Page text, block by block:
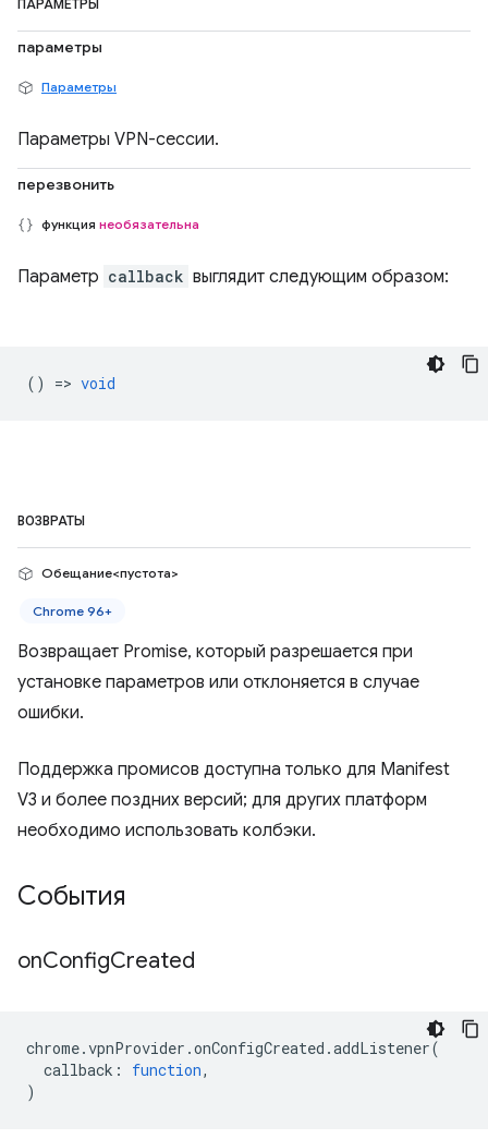
ПАРАМЕТРЫ
параметры
Параметры
Параметры VPN-сессии.
перезвонить
функция необязательна
Параметр callback выглядит следующим образом:
() => void
ВОЗВРАТЫ
Обещание<пустота>
Chrome 96+
Возвращает Promise, который разрешается при
установке параметров или отклоняется в случае
ошибки.
Поддержка промисов доступна только для Manifest
V3 и более поздних версий; для других платформ
необходимо использовать колбэки.
События
onConfigCreated
chrome.vpnProvider .onConfigCreated .addListener(
callback : function,
)